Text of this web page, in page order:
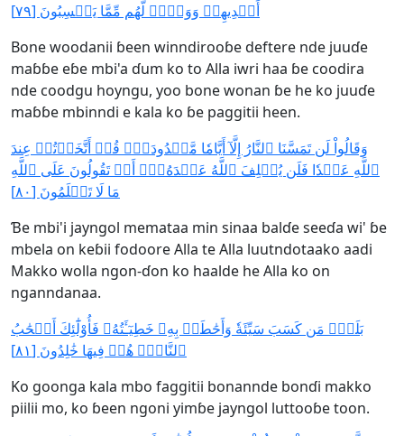
أَيۡدِيهِمۡ وَوَيۡلٞ لَّهُم مِّمَّا يَكۡسِبُونَ [٧٩]
Bone woodanii ɓeen winndirooɓe deftere nde juuɗe
maɓɓe eɓe mbi'a ɗum ko to Alla iwri haa ɓe coodira
nde coodgu hoyngu, yoo bone wonan ɓe he ko juuɗe
maɓɓe mbinndi e kala ko ɓe paggitii heen.
وَقَالُواْ لَن تَمَسَّنَا ٱلنَّارُ إِلَّآ أَيَّامٗا مَّعۡدُودَةٗۚ قُلۡ أَتَّخَذۡتُمۡ عِندَ
ٱللَّهِ عَهۡدٗا فَلَن يُخۡلِفَ ٱللَّهُ عَهۡدَهُۥٓۖ أَمۡ تَقُولُونَ عَلَى ٱللَّهِ
مَا لَا تَعۡلَمُونَ [٨٠]
Ɓe mbi'i jayngol memataa min sinaa balɗe seeɗa wi' ɓe
mbela on keɓii fodoore Alla te Alla luutndotaako aadi
Makko wolla ngon-ɗon ko haalde he Alla ko on
nganndanaa.
بَلَىٰۚ مَن كَسَبَ سَيِّئَةٗ وَأَحَٰطَتۡ بِهِۦ خَطِيٓـَٔتُهُۥ فَأُوْلَٰٓئِكَ أَصۡحَٰبُ
ٱلنَّارِۖ هُمۡ فِيهَا خَٰلِدُونَ [٨١]
Ko goonga kala mbo faggitii bonannde bonɗi makko
piilii mo, ko ɓeen ngoni yimɓe jayngol luttooɓe toon.